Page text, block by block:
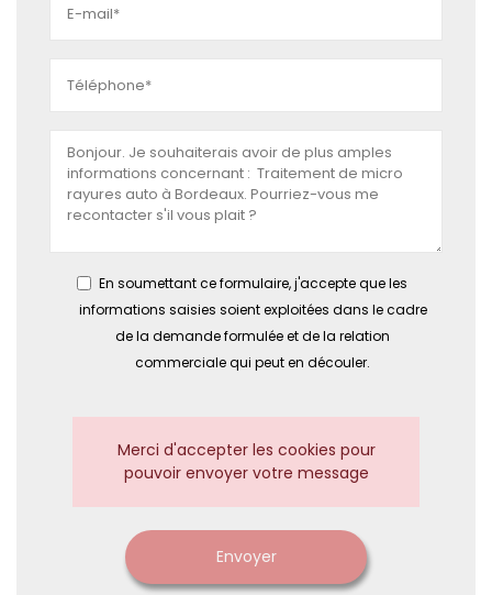
En soumettant ce formulaire, j'accepte que les
informations saisies soient exploitées dans le cadre
de la demande formulée et de la relation
commerciale qui peut en découler.
Merci d'accepter les cookies pour
pouvoir envoyer votre message
Envoyer